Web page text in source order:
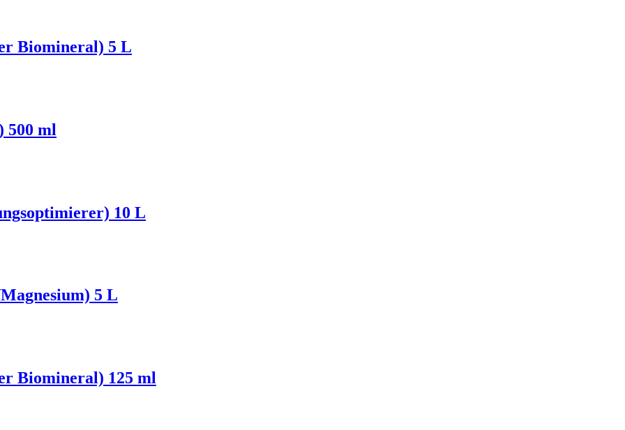
Biomineral) 5 L
500 ml
10 L
5 L
Biomineral) 125 ml